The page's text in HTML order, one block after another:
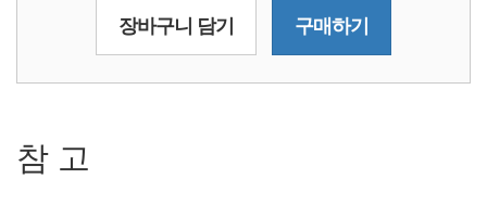
장바구니 담기 구매하기
참 고